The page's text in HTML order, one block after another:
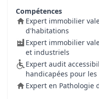
Compétences
Expert immobilier
d'habitations
Expert immobilier
et industriels
Expert audit
handicapées pour les
Expert en Pathologie